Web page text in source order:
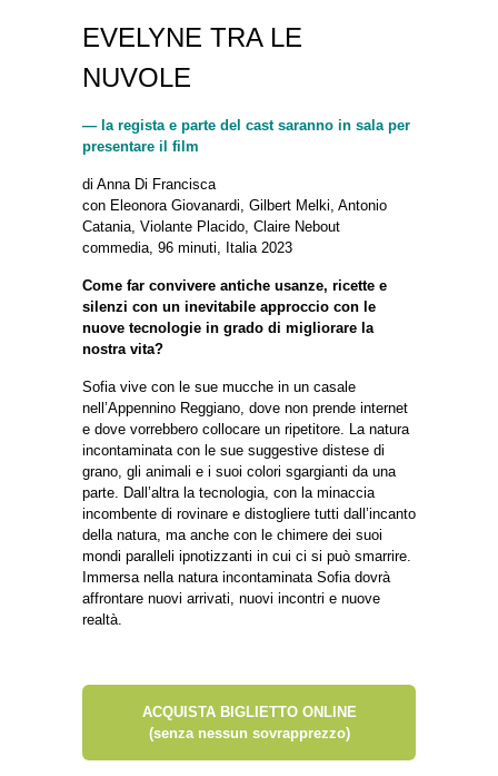
EVELYNE TRA LE
NUVOLE
— la regista e parte del cast saranno in sala per
presentare il film
di Anna Di Francisca
con Eleonora Giovanardi, Gilbert Melki, Antonio
Catania, Violante Placido, Claire Nebout
commedia, 96 minuti, Italia 2023
Come far convivere antiche usanze, ricette e
silenzi con un inevitabile approccio con le
nuove tecnologie in grado di migliorare la
nostra vita?
Sofia vive con le sue mucche in un casale
nell’Appennino Reggiano, dove non prende internet
e dove vorrebbero collocare un ripetitore. La natura
incontaminata con le sue suggestive distese di
grano, gli animali e i suoi colori sgargianti da una
parte. Dall’altra la tecnologia, con la minaccia
incombente di rovinare e distogliere tutti dall’incanto
della natura, ma anche con le chimere dei suoi
mondi paralleli ipnotizzanti in cui ci si può smarrire.
Immersa nella natura incontaminata Sofia dovrà
affrontare nuovi arrivati, nuovi incontri e nuove
realtà.
ACQUISTA BIGLIETTO ONLINE
(senza nessun sovrapprezzo)